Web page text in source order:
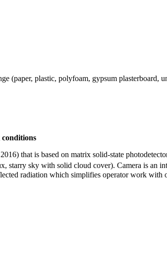
(paper, plastic, polyfoam, gypsum plasterboard,
that is based on matrix solid-state
starry sky with solid cloud cover). Camera is an
radiation which simplifies operator work with